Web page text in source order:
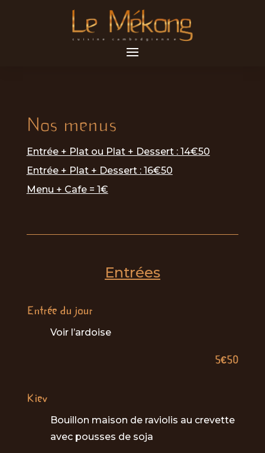
Nos menus
Entrée + Plat ou Plat + Dessert : 14€50
Entrée + Plat + Dessert : 16€50
Menu + Cafe = 1€
Entrées
Entrée du jour
Voir l’ardoise
5€50
Kiev
Bouillon maison de raviolis au crevette
avec pousses de soja